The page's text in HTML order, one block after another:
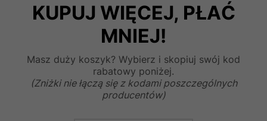
KUPUJ WIĘCEJ, PŁAĆ
MNIEJ!
Masz duży koszyk? Wybierz i skopiuj swój kod
rabatowy poniżej.
(Zniżki nie łączą się z kodami poszczególnych
producentów)